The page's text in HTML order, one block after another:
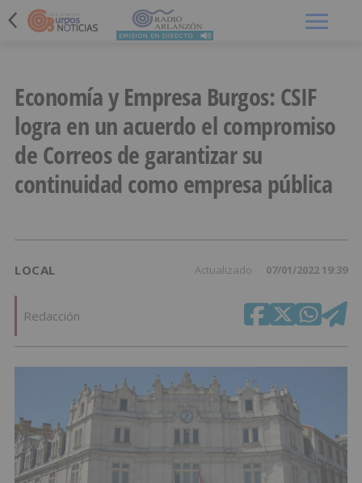
Economía y Empresa Burgos: CSIF
logra en un acuerdo el compromiso
de Correos de garantizar su
continuidad como empresa pública
LOCAL Actualizado 07/01/2022 19:39
Redacción